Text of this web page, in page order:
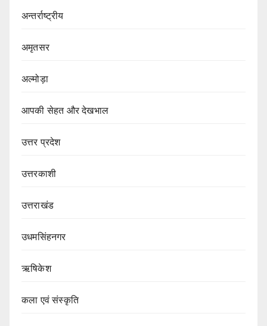
अन्तर्राष्ट्रीय
अमृतसर
अल्मोड़ा
आपकी सेहत और देखभाल
उत्तर प्रदेश
उत्तरकाशी
उत्तराखंड
उधमसिंहनगर
ऋषिकेश
कला एवं संस्कृति